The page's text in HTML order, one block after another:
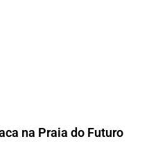
na Praia do Futuro